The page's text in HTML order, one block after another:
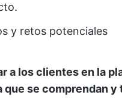
y retos potenciales
a los clientes en la
que se comprendan y